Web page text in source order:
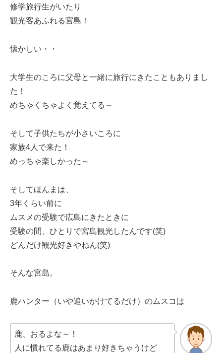
修学旅行生がいたり
観光客あふれる宮島！
懐かしい・・
大学生のころに父母と一緒に旅行にきたこともありまし
た！
めちゃくちゃよく覚えてる～
そして子供たちが小さいころに
家族4人で来た！
めっちゃ楽しかった～
そしてほんまは、
3年くらい前に
ムスメの受験で広島にきたときに
受験の間、ひとりで宮島観光したんです(笑)
どんだけ観光好きやねん(笑)
そんな宮島。
鹿ハンター（いや追いかけてるだけ）のムスコは
鹿、おるよな～！
人に慣れてる鹿はあまり好きちゃうけど